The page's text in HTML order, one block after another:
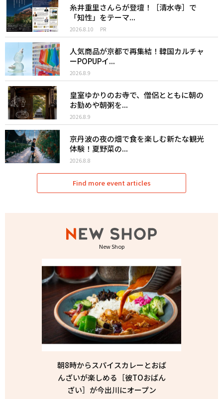
糸井重里さんらが登壇！［清水寺］で
「知性」をテーマ...
2026.8.10 PR
人気商品が京都で再集結！韓国カルチャ
ーPOPUPイ...
2026.8.9
皇室ゆかりのお寺で、僧侶とともに朝の
お勤めや朝粥を...
2026.8.9
京丹波の夜の畑で食を楽しむ新たな観光
体験！夏野菜の...
2026.8.8
Find more event articles
New Shop
朝8時からスパイスカレーとおば
んざいが楽しめる［彼TOおばん
ざい］が今出川にオープン